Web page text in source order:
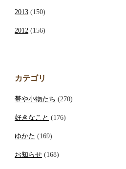
2013 (150)
2012 (156)
カテゴリ
帯や小物たち (270)
好きなこと (176)
ゆかた (169)
お知らせ (168)